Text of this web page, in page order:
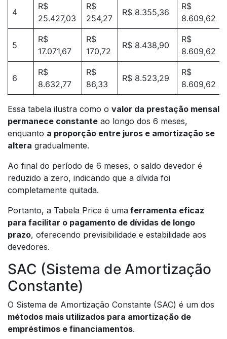
4
R$
25.427,03
R$
254,27
R$ 8.355,36
R$
8.609,62
5
R$
17.071,67
R$
170,72
R$ 8.438,90
R$
8.609,62
6
R$
8.632,77
R$
86,33
R$ 8.523,29
R$
8.609,62
Essa tabela ilustra como o valor da prestação mensal
permanece constante ao longo dos 6 meses,
enquanto a proporção entre juros e amortização se
altera gradualmente.
Ao final do período de 6 meses, o saldo devedor é
reduzido a zero, indicando que a dívida foi
completamente quitada.
Portanto, a Tabela Price é uma ferramenta eficaz
para facilitar o pagamento de dívidas de longo
prazo, oferecendo previsibilidade e estabilidade aos
devedores.
SAC (Sistema de Amortização
Constante)
O Sistema de Amortização Constante (SAC) é um dos
métodos mais utilizados para amortização de
empréstimos e financiamentos.